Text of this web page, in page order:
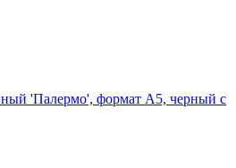
'Палермо', формат А5, черный с